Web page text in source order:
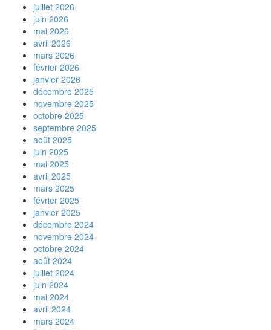
juillet 2026
juin 2026
mai 2026
avril 2026
mars 2026
février 2026
janvier 2026
décembre 2025
novembre 2025
octobre 2025
septembre 2025
août 2025
juin 2025
mai 2025
avril 2025
mars 2025
février 2025
janvier 2025
décembre 2024
novembre 2024
octobre 2024
août 2024
juillet 2024
juin 2024
mai 2024
avril 2024
mars 2024